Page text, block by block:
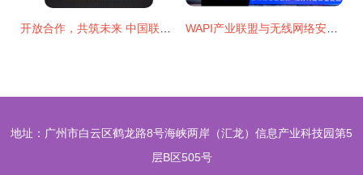
开放合作，共筑未来 中国联通网络技术研究院引领产业互联网生态链创新 WAPI产业联盟与无线网络安全技术国家工程研究中心共赴2025能源网络通信创新应用大会，共筑能源网络通信安全新生态
地址：广州市白云区鹤龙路8号海峡两岸（汇龙）信息产业科技园第5
层B区505号